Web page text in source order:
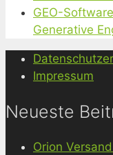
GEO-
Generative
Impressum
Neueste
Orion